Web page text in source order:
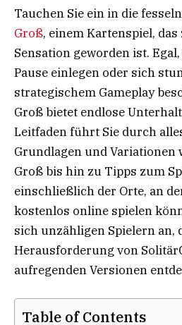
Tauchen Sie ein in die
Groß, einem Kartenspiel,
Sensation geworden ist.
Pause einlegen oder sich
strategischem Gameplay
Groß bietet endlose
Leitfaden führt Sie durch
Grundlagen und Variationen
Groß bis hin zu Tipps zum
einschließlich der Orte, an
kostenlos online spielen
sich unzähligen Spielern an,
Herausforderung von
aufregenden Versionen
Table of Contents